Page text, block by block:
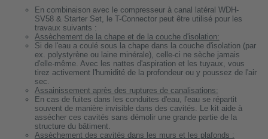
En combinaison avec le compresseur à canal latéral WDH-
SV58 & Starter Set, le T-Connector peut être utilisé pour les
travaux suivants :
Assèchement de la chape et de la couche d'isolation:
Si de l'eau a coulé sous la chape dans la couche d'isolation (par
ex. polystyrène ou laine minérale), celle-ci ne sèche jamais
d'elle-même. Avec les nattes d'aspiration et les tuyaux, vous
tirez activement l'humidité de la profondeur ou y poussez de l'air
sec.
Assainissement après des ruptures de canalisations:
En cas de fuites dans les conduites d'eau, l'eau se répartit
souvent de manière invisible dans des cavités. Le kit aide à
assécher ces cavités sans démolir une grande partie de la
structure du bâtiment.
Assèchement des cavités dans les murs et les plafonds :